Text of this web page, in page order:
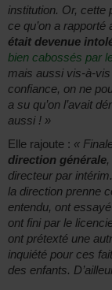
institution. Or, cette
ce qu’on a rapporté
était devenue
bien cabossés par
mais aussi vis-à-
confiance, on ne
a su qu’on l’avait
aussi ! »
Elle rajoute : «
direction générale
directeur par
la direction prenne
entendu, ont
ont fini par le
ont prétexté une
inquiété pour ces
des enfants.